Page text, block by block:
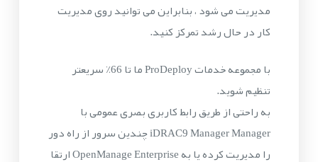
مدیریت می شود ، بنابراین می توانید روی مدیریت
کار در حال رشد تمرکز کنید.
با مجموعه خدمات ProDeploy ما تا 66٪ سریعتر
تنظیم شوید.
به راحتی از طریق رابط کاربری بصری عمومی با
iDRAC9 Manager Manager چندین سرور از راه دور
را مدیریت کرده یا به OpenManage Enterprise ارتقا